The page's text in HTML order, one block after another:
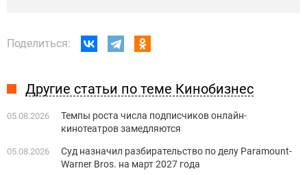
Поделиться:
Другие статьи по теме Кинобизнес
05.08.2026
Темпы роста числа подписчиков онлайн-
кинотеатров замедляются
05.08.2026
Суд назначил разбирательство по делу Paramount-
Warner Bros. на март 2027 года